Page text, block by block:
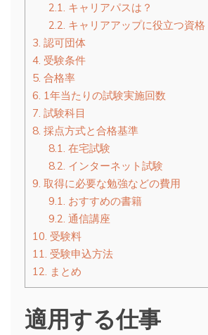
2.1. キャリアパスは？
2.2. キャリアアップに役立つ資格
3. 認可団体
4. 受験条件
5. 合格率
6. 1年当たりの試験実施回数
7. 試験科目
8. 採点方式と合格基準
8.1. 在宅試験
8.2. インターネット試験
9. 取得に必要な勉強などの費用
9.1. おすすめの書籍
9.2. 通信講座
10. 受験料
11. 受験申込方法
12. まとめ
適用する仕事